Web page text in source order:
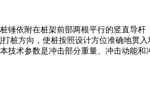
锤依附在桩架前部两根平行的竖直导
桩方向，使桩按照设计方位准确地贯
术参数是冲击部分重量、冲击动能和